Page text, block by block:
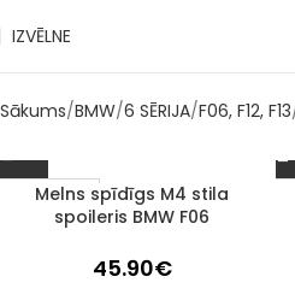
IZVĒLNE
Sākums BMW 6 SĒRIJA F06, F12, F13
Izpārdots
Melns spīdīgs M4 stila
spoileris BMW F06
45.90€